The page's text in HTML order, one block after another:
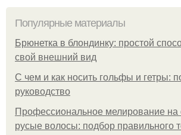
Популярные материалы
Брюнетка в блондинку: простой
свой внешний вид
С чем и как носить гольфы и гетры:
руководство
Профессиональное мелирование на
русые волосы: подбор правильного